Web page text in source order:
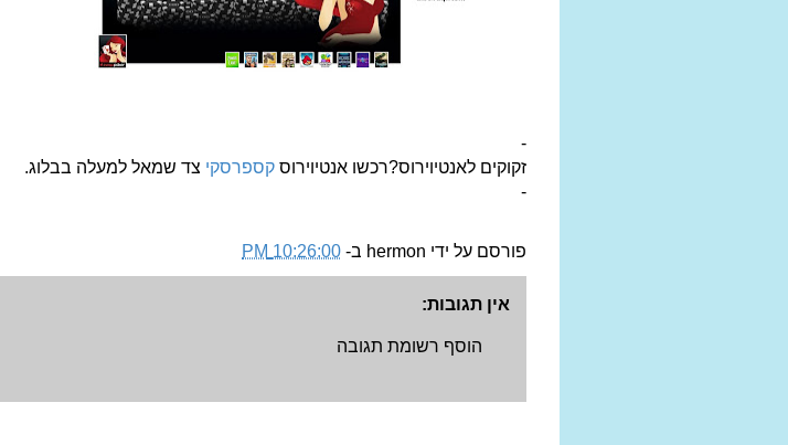
-
זקוקים לאנטיוירוס?רכשו אנטיוירוס קספרסקי צד שמאל למעלה בבלוג.
-
פורסם על ידי hermon ב- 10:26:00 PM
אין תגובות:
הוסף רשומת תגובה